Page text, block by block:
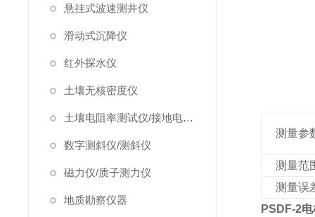
悬挂式波速测井仪
滑动式沉降仪
红外探水仪
土壤无核密度仪
土壤电阻率测试仪/接地电阻测试仪
数字测斜仪/测斜仪
磁力仪/质子测力仪
地质勘察仪器
测量参
测量范
测量误
PSDF-2